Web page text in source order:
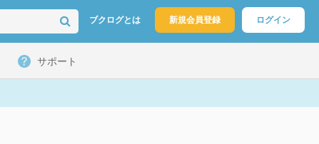
ブクログとは 新規会員登録 ログイン
サポート